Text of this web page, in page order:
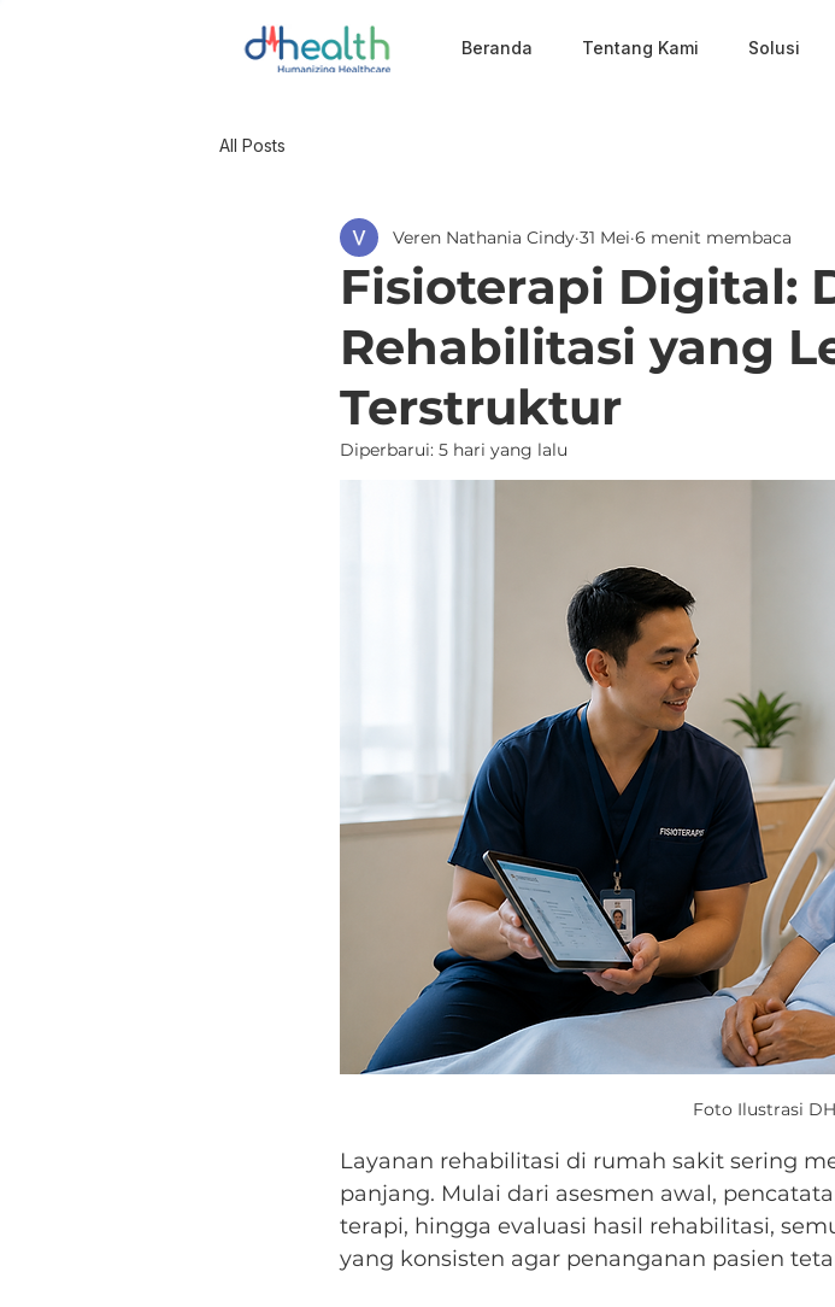
Beranda Tentang Kami Solusi
All Posts
Fisioterapi Digital:
Rehabilitasi yang
Terstruktur
Veren Nathania Cindy 31 Mei 6 menit membaca
Diperbarui: 5 hari yang lalu
Foto Ilustrasi
Layanan rehabilitasi di rumah sakit sering
panjang. Mulai dari asesmen awal,
terapi, hingga evaluasi hasil rehabilitasi,
yang konsisten agar penanganan pasien